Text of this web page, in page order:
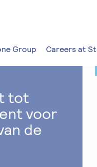
Group Careers at
tot
voor
de